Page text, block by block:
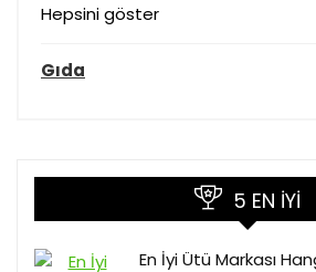
Hepsini göster
Gıda
5 EN İYI
En İyi Ütü Markası